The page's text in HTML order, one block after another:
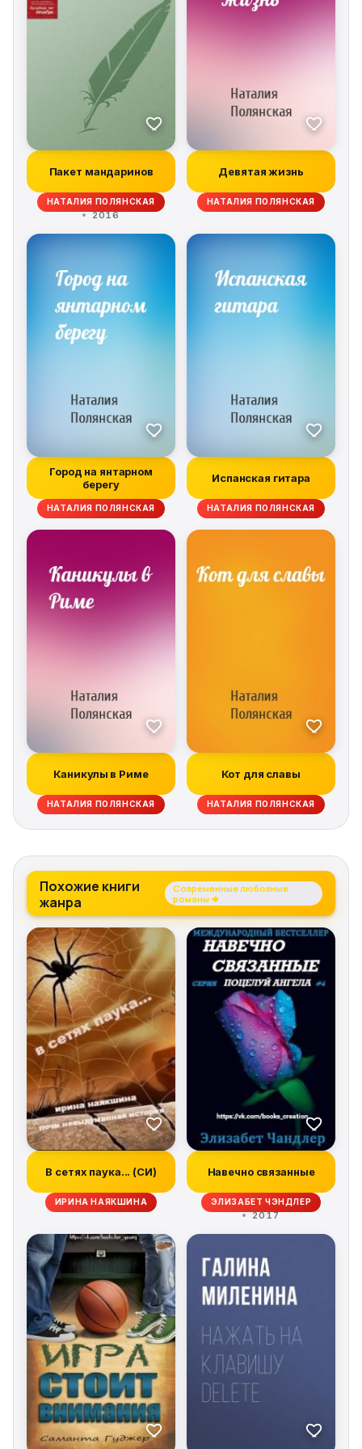
Пакет мандаринов
НАТАЛИЯ ПОЛЯНСКАЯ
2016
Девятая жизнь
НАТАЛИЯ ПОЛЯНСКАЯ
Город на янтарном
берегу
НАТАЛИЯ ПОЛЯНСКАЯ
Испанская гитара
НАТАЛИЯ ПОЛЯНСКАЯ
Каникулы в Риме
НАТАЛИЯ ПОЛЯНСКАЯ
Кот для славы
НАТАЛИЯ ПОЛЯНСКАЯ
Похожие книги
жанра
Современные любовные
романы →
В сетях паука... (СИ)
ИРИНА НАЯКШИНА
Навечно связанные
ЭЛИЗАБЕТ ЧЭНДЛЕР
2017